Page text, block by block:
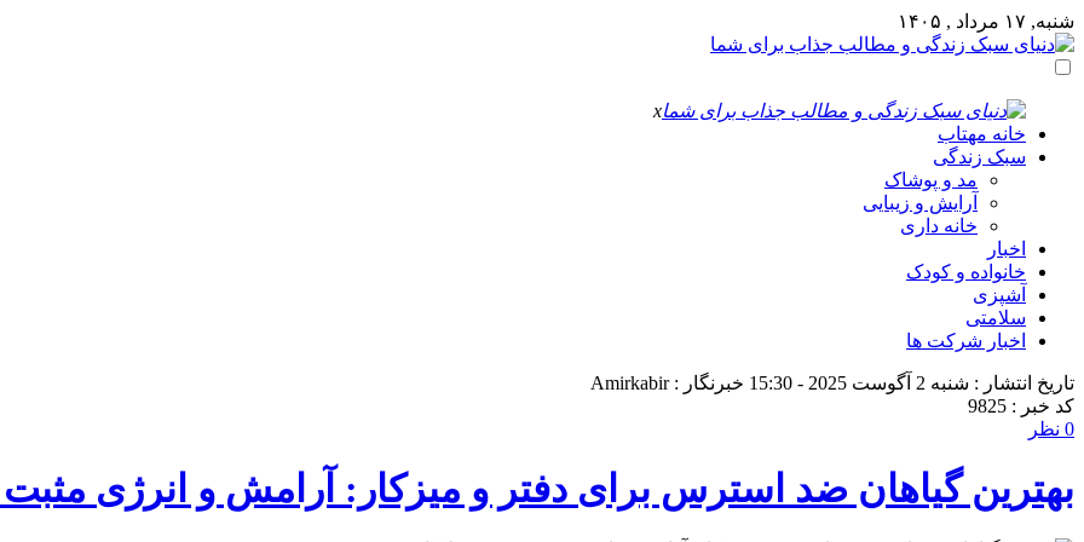
شنبه, ۱۷ مرداد , ۱۴۰۵
x
خانه مهتاب
سبک زندگی
مد و پوشاک
آرایش و زیبایی
خانه داری
اخبار
خانواده و کودک
آشپزی
سلامتی
اخبار شرکت ها
تاریخ انتشار : شنبه 2 آگوست 2025 - 15:30
خبرنگار : Amirkabir
کد خبر : 9825
0 نظر
بهترین گیاهان ضد استرس برای دفتر و میزکار: آرامش و انرژی